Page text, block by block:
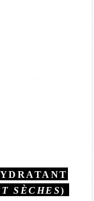
SÈCHES)